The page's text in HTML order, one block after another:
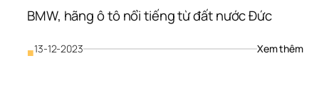
BMW, hãng ô tô nổi tiếng từ đất nước Đức
■13-12-2023 Xem thêm: